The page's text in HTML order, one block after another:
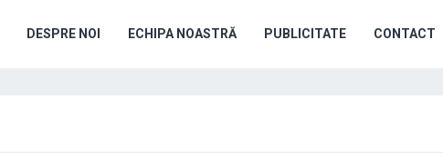
DESPRE NOI ECHIPA NOASTRĂ PUBLICITATE CONTACT